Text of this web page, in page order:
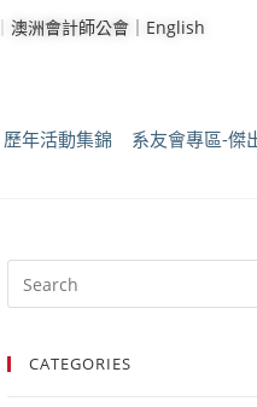
｜ 澳洲會計師公會｜ English
歷年活動集錦 系友會專區-傑
CATEGORIES